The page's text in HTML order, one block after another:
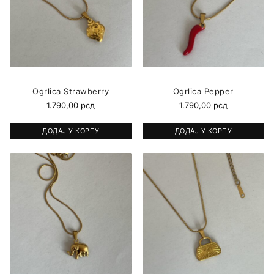
Ogrlica Strawberry
1.790,00 рсд
ДОДАЈ У КОРПУ
Ogrlica Pepper
1.790,00 рсд
ДОДАЈ У КОРПУ